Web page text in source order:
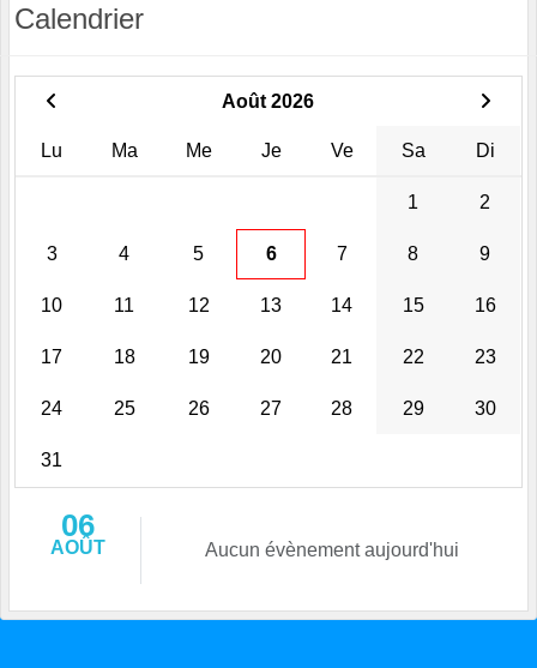
Calendrier
Août 2026
Lu Ma Me Je Ve Sa Di
1 2
3 4 5 6 7 8 9
10 11 12 13 14 15 16
17 18 19 20 21 22 23
24 25 26 27 28 29 30
31
06
AOÛT Aucun évènement aujourd'hui